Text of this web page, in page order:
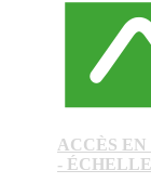
ACCÈS
-